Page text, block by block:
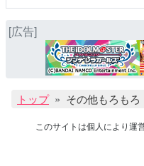
[広告]
トップ その他もろもろ
このサイトは個人により運